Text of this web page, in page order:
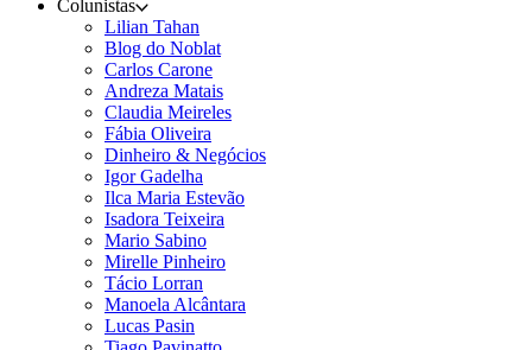
Colunistas
Lilian Tahan
Blog do Noblat
Carlos Carone
Andreza Matais
Claudia Meireles
Fábia Oliveira
Dinheiro & Negócios
Igor Gadelha
Ilca Maria Estevão
Isadora Teixeira
Mario Sabino
Mirelle Pinheiro
Tácio Lorran
Manoela Alcântara
Lucas Pasin